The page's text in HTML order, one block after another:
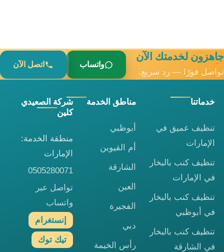
جاهزون لخدمتك الآن
تواصل فورًا — رد سريع.
واتساب اتصل الآن
خدماتنا
تنظيف عميق في
الإمارات
تنظيف كنب بالبخار
في الإمارات
تنظيف كنب بالبخار
في أبوظبي
تنظيف كنب بالبخار
في الشارقة
مناطق الخدمة
أبوظبي
أم القيوين
الشارقة
العين
الفجيرة
دبي
رأس الخيمة
شركة الصعيدي
كلين
منطقة الخدمة:
الإمارات
0505280071
تواصل عبر
واتساب
إنستغرام
تيك توك